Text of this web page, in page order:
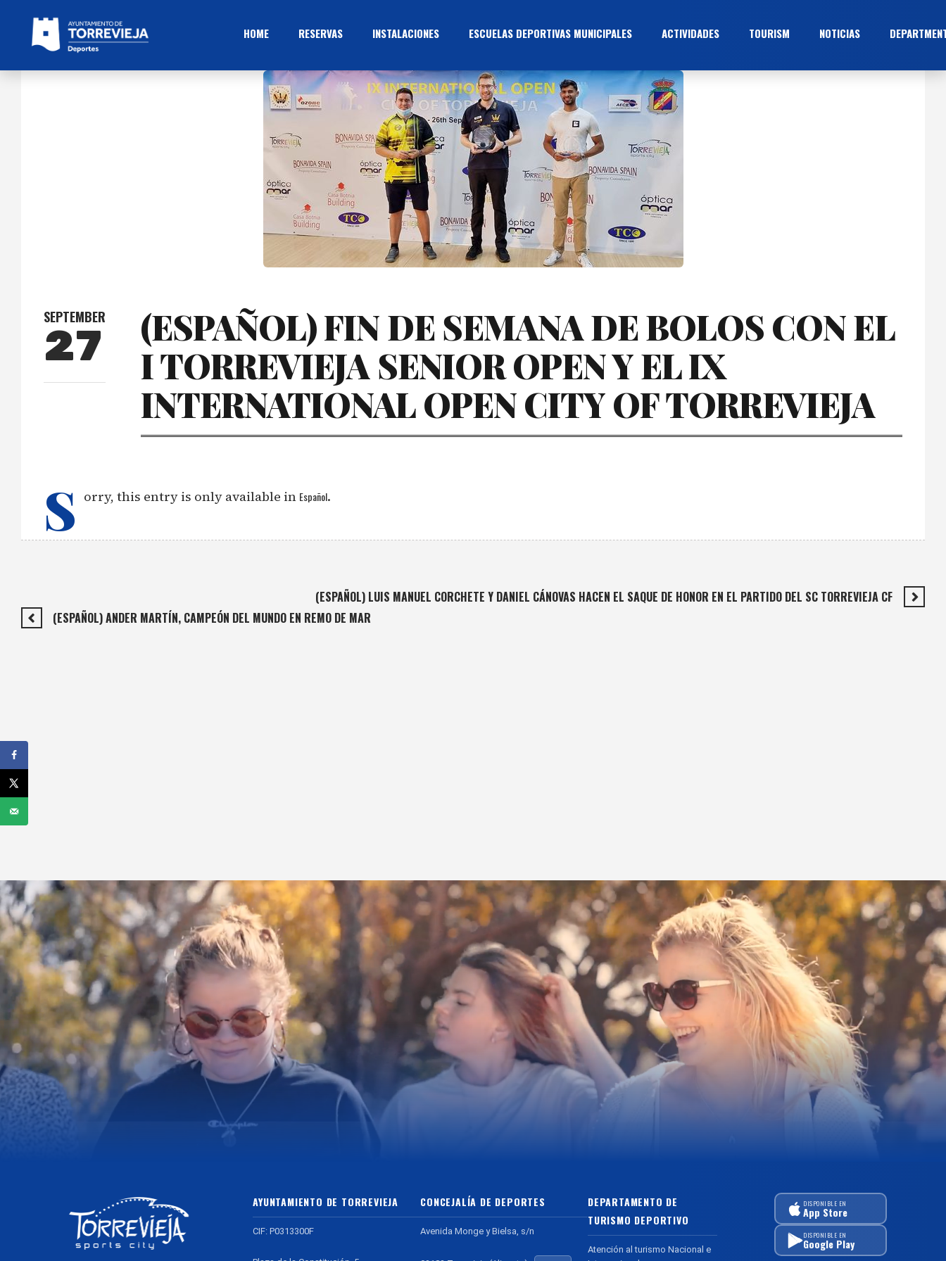
HOME RESERVAS INSTALACIONES ESCUELAS DEPORTIVAS MUNICIPALES ACTIVIDADES TOURISM NOTICIAS
SEPTEMBER
27
(ESPAÑOL) FIN DE SEMANA DE BOLOS CON EL
I TORREVIEJA SENIOR OPEN Y EL IX
INTERNATIONAL OPEN CITY OF TORREVIEJA
S orry, this entry is only available in Español.
(ESPAÑOL) LUIS MANUEL CORCHETE Y DANIEL CÁNOVAS HACEN EL SAQUE DE HONOR EN EL PARTIDO DEL SC TORREVIEJA CF
(ESPAÑOL) ANDER MARTÍN, CAMPEÓN DEL MUNDO EN REMO DE MAR
AYUNTAMIENTO DE TORREVIEJA
CIF: P0313300F
CONCEJALÍA DE DEPORTES
Avenida Monge y Bielsa, s/n
DEPARTAMENTO DE
TURISMO DEPORTIVO
Atención al turismo Nacional e
DISPONIBLE EN
App Store
DISPONIBLE EN
Google Play